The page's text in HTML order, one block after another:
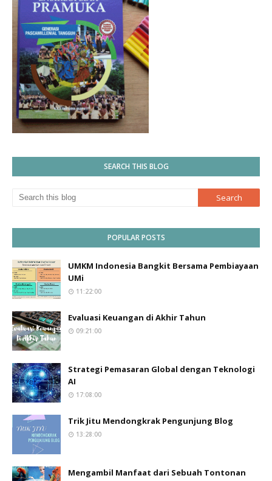
SEARCH THIS BLOG
POPULAR POSTS
UMKM Indonesia Bangkit Bersama Pembiayaan
UMi
11:22:00
Evaluasi Keuangan di Akhir Tahun
09:21:00
Strategi Pemasaran Global dengan Teknologi
AI
17:08:00
Trik Jitu Mendongkrak Pengunjung Blog
13:28:00
Mengambil Manfaat dari Sebuah Tontonan